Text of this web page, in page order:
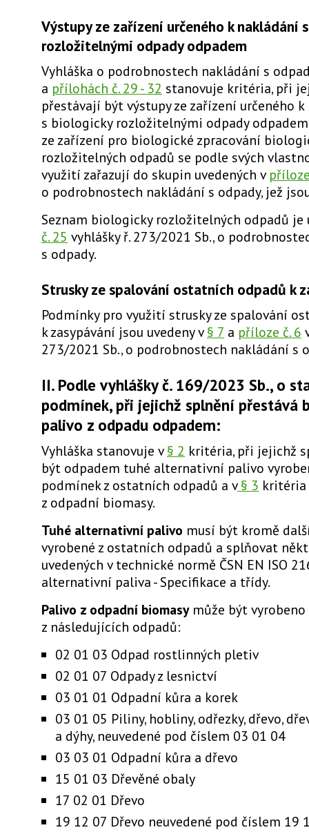
Výstupy ze zařízení určeného k nakládání
rozložitelnými odpady odpadem
Vyhláška o podrobnostech nakládání s
a přílohách č. 29 - 32 stanovuje kritéria, při
přestávají být výstupy ze zařízení určeného
s biologicky rozložitelnými odpady
ze zařízení pro biologické zpracování
rozložitelných odpadů se podle svých
využití zařazují do skupin uvedených v
o podrobnostech nakládání s odpady, jež
Seznam biologicky rozložitelných odpadů je
č. 25 vyhlášky ř. 273/2021 Sb., o
s odpady.
Strusky ze spalování ostatních odpadů k
Podmínky pro využití strusky ze spalování
k zasypávání jsou uvedeny v§ 7 a příloze č. 6
273/2021 Sb., o podrobnostech nakládání s
II. Podle vyhlášky č. 169/2023 Sb., o
podmínek, při jejichž splnění přestává
palivo z odpadu odpadem:
Vyhláška stanovuje v§ 2 kritéria, při jejichž
být odpadem tuhé alternativní palivo
podmínek z ostatních odpadů a v§ 3
z odpadní biomasy.
Tuhé alternativní palivo musí být kromě
vyrobené z ostatních odpadů a splňovat
uvedených v technické normě ČSN EN ISO
alternativní paliva - Specifikace a třídy.
Palivo z odpadní biomasymůže být vyrobeno
z následujících odpadů:
02 01 03 Odpad rostlinných pletiv
02 01 07 Odpady z lesnictví
03 01 01 Odpadní kůra a korek
03 01 05 Piliny, hobliny, odřezky, dřevo,
a dýhy, neuvedené pod číslem 03 01 04
03 03 01 Odpadní kůra a dřevo
15 01 03 Dřevěné obaly
17 02 01 Dřevo
19 12 07 Dřevo neuvedené pod číslem 19